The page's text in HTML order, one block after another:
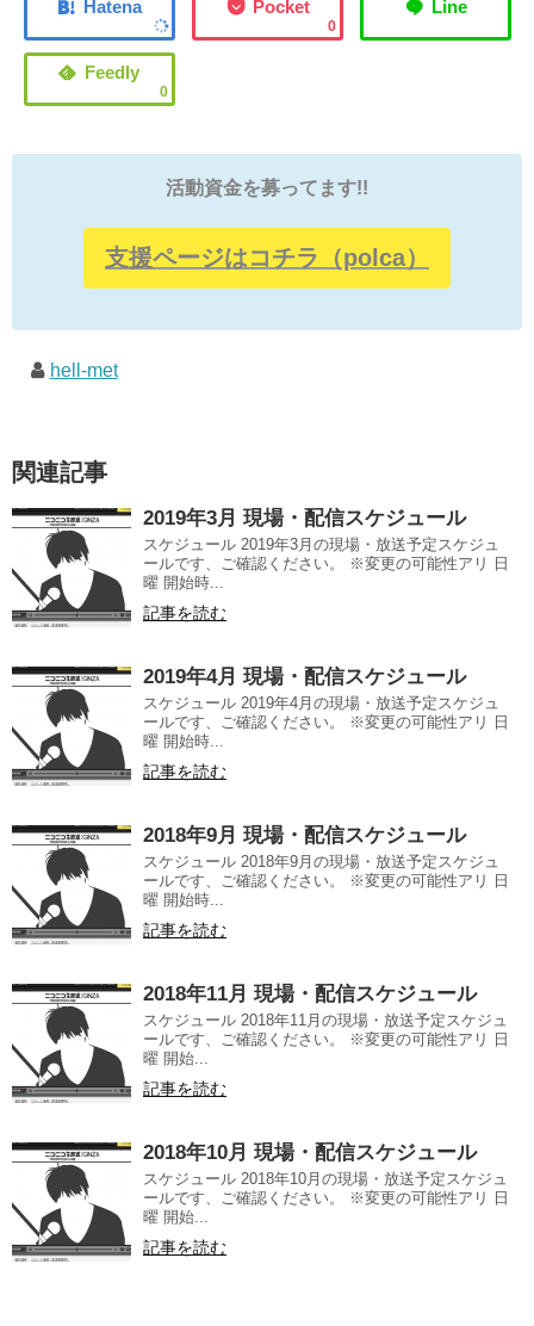
0
0
活動資金を募ってます!!
支援ページはコチラ（polca）
hell-met
関連記事
2019年3月 現場・配信スケジュール
スケジュール 2019年3月の現場・放送予定スケジュ
ールです、ご確認ください。 ※変更の可能性アリ 日
曜 開始時...
記事を読む
2019年4月 現場・配信スケジュール
スケジュール 2019年4月の現場・放送予定スケジュ
ールです、ご確認ください。 ※変更の可能性アリ 日
曜 開始時...
記事を読む
2018年9月 現場・配信スケジュール
スケジュール 2018年9月の現場・放送予定スケジュ
ールです、ご確認ください。 ※変更の可能性アリ 日
曜 開始時...
記事を読む
2018年11月 現場・配信スケジュール
スケジュール 2018年11月の現場・放送予定スケジュ
ールです、ご確認ください。 ※変更の可能性アリ 日
曜 開始...
記事を読む
2018年10月 現場・配信スケジュール
スケジュール 2018年10月の現場・放送予定スケジュ
ールです、ご確認ください。 ※変更の可能性アリ 日
曜 開始...
記事を読む